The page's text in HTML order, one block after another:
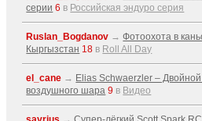
серии 6 в Российская эндуро серия
Ruslan_Bogdanov →Фотоохота в
Кыргызстан 18 в Roll All Day
el_cane → Elias Schwaerzler –
воздушного шара 9 в Видео